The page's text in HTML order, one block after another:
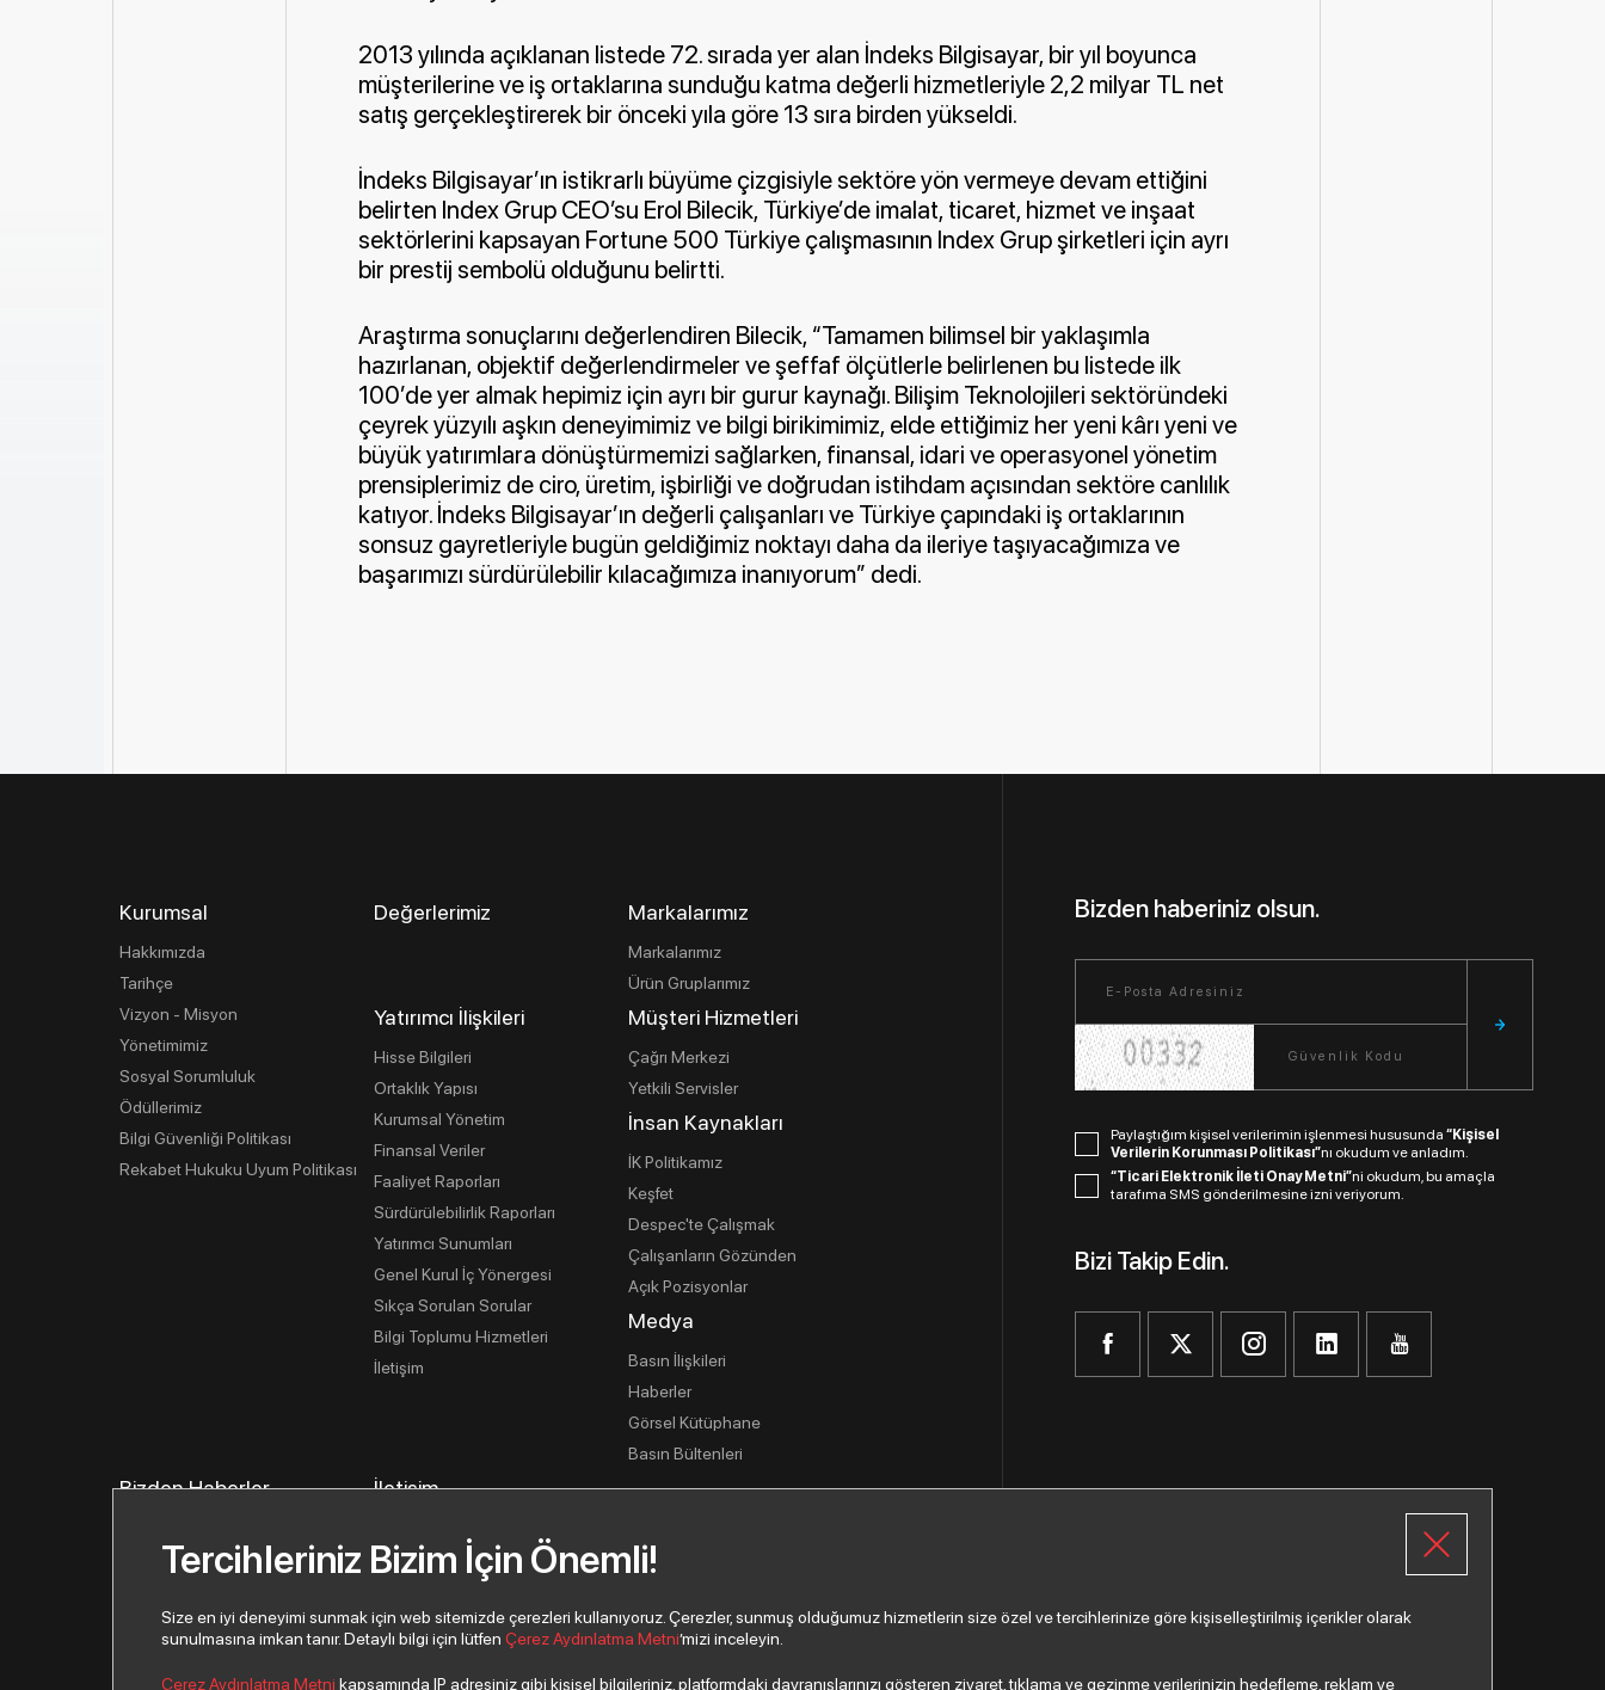
2013 yılında açıklanan listede 72. sırada yer alan İndeks Bilgisayar, bir yıl boyunca
müşterilerine ve iş ortaklarına sunduğu katma değerli hizmetleriyle 2,2 milyar TL net
satış gerçekleştirerek bir önceki yıla göre 13 sıra birden yükseldi.
İndeks Bilgisayar’ın istikrarlı büyüme çizgisiyle sektöre yön vermeye devam ettiğini
belirten Index Grup CEO’su Erol Bilecik, Türkiye’de imalat, ticaret, hizmet ve inşaat
sektörlerini kapsayan Fortune 500 Türkiye çalışmasının Index Grup şirketleri için ayrı
bir prestij sembolü olduğunu belirtti.
Araştırma sonuçlarını değerlendiren Bilecik, “Tamamen bilimsel bir yaklaşımla
hazırlanan, objektif değerlendirmeler ve şeffaf ölçütlerle belirlenen bu listede ilk
100’de yer almak hepimiz için ayrı bir gurur kaynağı. Bilişim Teknolojileri sektöründeki
çeyrek yüzyılı aşkın deneyimimiz ve bilgi birikimimiz, elde ettiğimiz her yeni kârı yeni ve
büyük yatırımlara dönüştürmemizi sağlarken, finansal, idari ve operasyonel yönetim
prensiplerimiz de ciro, üretim, işbirliği ve doğrudan istihdam açısından sektöre canlılık
katıyor. İndeks Bilgisayar’ın değerli çalışanları ve Türkiye çapındaki iş ortaklarının
sonsuz gayretleriyle bugün geldiğimiz noktayı daha da ileriye taşıyacağımıza ve
başarımızı sürdürülebilir kılacağımıza inanıyorum” dedi.
Kurumsal
Hakkımızda
Tarihçe
Vizyon - Misyon
Yönetimimiz
Sosyal Sorumluluk
Ödüllerimiz
Bilgi Güvenliği Politikası
Rekabet Hukuku Uyum Politikası
Değerlerimiz Markalarımız
Markalarımız
Ürün Gruplarımız
Yatırımcı İlişkileri
Hisse Bilgileri
Ortaklık Yapısı
Kurumsal Yönetim
Finansal Veriler
Faaliyet Raporları
Sürdürülebilirlik Raporları
Yatırımcı Sunumları
Genel Kurul İç Yönergesi
Sıkça Sorulan Sorular
Bilgi Toplumu Hizmetleri
İletişim
Müşteri Hizmetleri
Çağrı Merkezi
Yetkili Servisler
İnsan Kaynakları
İK Politikamız
Keşfet
Despec'te Çalışmak
Çalışanların Gözünden
Açık Pozisyonlar
Medya
Basın İlişkileri
Haberler
Görsel Kütüphane
Basın Bültenleri
Bizden Haberler İletişim
İletişim Formu
Bizden haberiniz olsun.
Paylaştığım kişisel verilerimin işlenmesi hususunda “Kişisel
Verilerin Korunması Politikası”nı okudum ve anladım.
“Ticari Elektronik İleti Onay Metni”ni okudum, bu amaçla
tarafıma SMS gönderilmesine izni veriyorum.
Bizi Takip Edin.
Tercihleriniz Bizim İçin Önemli!
Size en iyi deneyimi sunmak için web sitemizde çerezleri kullanıyoruz. Çerezler, sunmuş olduğumuz hizmetlerin size özel ve tercihlerinize göre kişiselleştirilmiş içerikler olarak
sunulmasına imkan tanır. Detaylı bilgi için lütfenÇerez Aydınlatma Metni’mizi inceleyin.
Çerez Aydınlatma Metni kapsamında IP adresiniz gibi kişisel bilgileriniz, platformdaki davranışlarınızı gösteren ziyaret, tıklama ve gezinme verilerinizin hedefleme, reklam ve